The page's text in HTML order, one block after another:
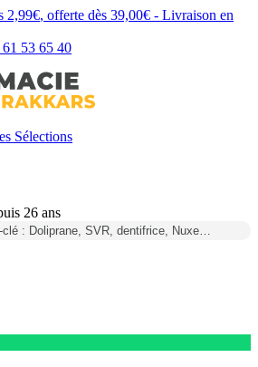
2,99€, offerte dès 39,00€ - Livraison en
61 53 65 40
Sélections
26 ans
clé : Doliprane, SVR, dentifrice, Nuxe…